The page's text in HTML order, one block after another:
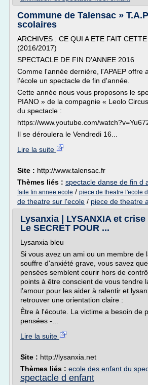
Commune de Talensac »
scolaires
ARCHIVES : CE QUI A ETE FAIT
(2016/2017)
SPECTACLE DE FIN D'ANNEE 2016
Comme l'année dernière, l'APAEP offre
l'école un spectacle de fin d'année.
Cette année nous vous proposons le
PIANO » de la compagnie « Leolo
du spectacle :
https://www.youtube.com/
Il se déroulera le Vendredi 16...
Lire la suite
Site : http://www.talensac.fr
Thèmes liés : spectacle danse de fin d
faite fin annee ecole / piece de theatre l'ecole
de theatre sur l'ecole / piece de theatre
Lysanxia | LYSANXIA et crise
Le SECRET POUR ...
Lysanxia bleu
Si vous avez un ami ou un membre de
souffre d'anxiété grave, vous savez
pensées semblent courir hors de
points à être conscient de vous tendre
l'amour pour les aider à ralentir et
retrouver une orientation claire :
Être à l'écoute. La victime a besoin de
pensées -...
Lire la suite
Site : http://lysanxia.net
Thèmes liés : ecole des enfant du
spectacle d enfant